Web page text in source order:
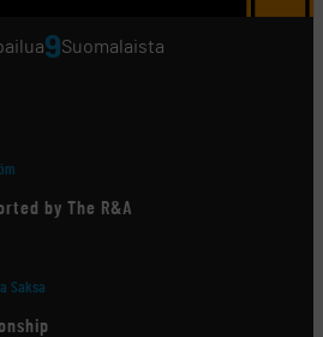
9Suomalaista
by The R&A
Saksa